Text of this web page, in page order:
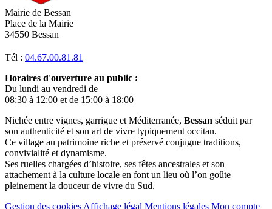
Mairie de Bessan
Place de la Mairie
34550 Bessan
Tél : 04.67.00.81.81
Horaires d'ouverture au public :
Du lundi au vendredi de
08:30 à 12:00 et de 15:00 à 18:00
Nichée entre vignes, garrigue et Méditerranée, Bessan séduit par
son authenticité et son art de vivre typiquement occitan.
Ce village au patrimoine riche et préservé conjugue traditions,
convivialité et dynamisme.
Ses ruelles chargées d’histoire, ses fêtes ancestrales et son
attachement à la culture locale en font un lieu où l’on goûte
pleinement la douceur de vivre du Sud.
Gestion des cookies Affichage légal Mentions légales Mon compte